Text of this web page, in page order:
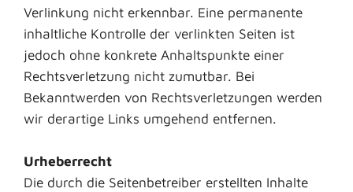
Verlinkung nicht erkennbar. Eine permanente
inhaltliche Kontrolle der verlinkten Seiten ist
jedoch ohne konkrete Anhaltspunkte einer
Rechtsverletzung nicht zumutbar. Bei
Bekanntwerden von Rechtsverletzungen werden
wir derartige Links umgehend entfernen.
Urheberrecht
Die durch die Seitenbetreiber erstellten Inhalte